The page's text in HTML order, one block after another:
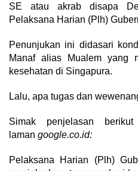
SE atau akrab disapa
Pelaksana Harian (Plh)
Penunjukan ini didasari
Manaf alias Mualem yang
kesehatan di Singapura.
Lalu, apa tugas dan
Simak penjelasan
laman google.co.id:
Pelaksana Harian (Plh)